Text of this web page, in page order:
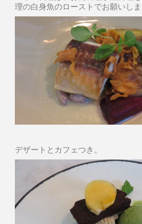
理の白身魚のローストでお願いしま
デザートとカフェつき。